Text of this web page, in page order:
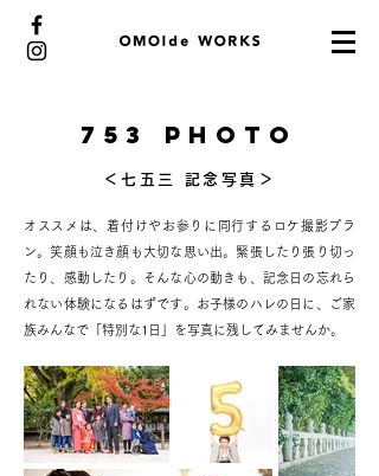
753 PHOTO
​＜七五三 記念写真＞
オススメは、着付けやお参りに同行するロケ撮影プラ
ン。笑顔も泣き顔も大切な思い出。緊張したり張り切っ
たり、感動したり。そんな心の動きも、記念日の忘れら
れない体験になるはずです。お子様のハレの日に、ご家
族みんなで「特別な1日
」を写真に残してみませんか。